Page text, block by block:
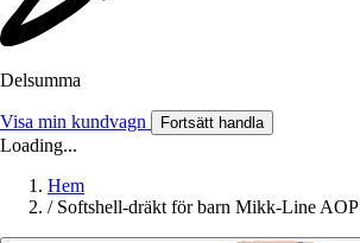
Delsumma
Visa min kundvagn Fortsätt handla
Loading...
Hem
/ Softshell-dräkt för barn Mikk-Line AOP